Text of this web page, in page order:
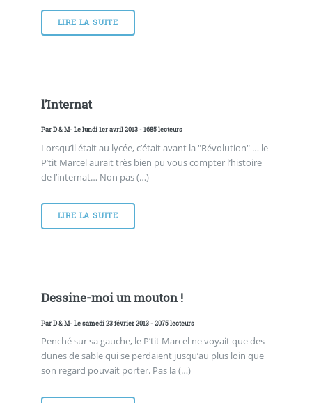
LIRE LA SUITE
l’Internat
ParD & M- Le lundi 1er avril 2013 - 1685 lecteurs
Lorsqu’il était au lycée, c’était avant la "Révolution" … le
P’tit Marcel aurait très bien pu vous compter l’histoire
de l’internat… Non pas (…)
LIRE LA SUITE
Dessine-moi un mouton !
ParD & M- Le samedi 23 février 2013 - 2075 lecteurs
Penché sur sa gauche, le P’tit Marcel ne voyait que des
dunes de sable qui se perdaient jusqu’au plus loin que
son regard pouvait porter. Pas la (…)